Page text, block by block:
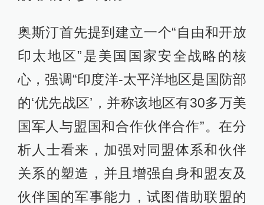
奥斯汀首先提到建立一个“自由和开放
印太地区”是美国国家安全战略的核
心，强调“印度洋-太平洋地区是国防部
的‘优先战区’，并称该地区有30多万美
国军人与盟国和合作伙伴合作”。在分
析人士看来，加强对同盟体系和伙伴
关系的塑造，并且增强自身和盟友及
伙伴国的军事能力，试图借助联盟的